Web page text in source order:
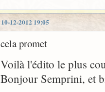
10-12-2012 19:05
cela promet
Voilà l'édito le plus
Bonjour Semprini, et